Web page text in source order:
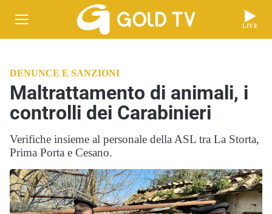
LIVE
DENUNCE E SANZIONI
Maltrattamento di animali, i
controlli dei Carabinieri
Verifiche insieme al personale della ASL tra La Storta,
Prima Porta e Cesano.